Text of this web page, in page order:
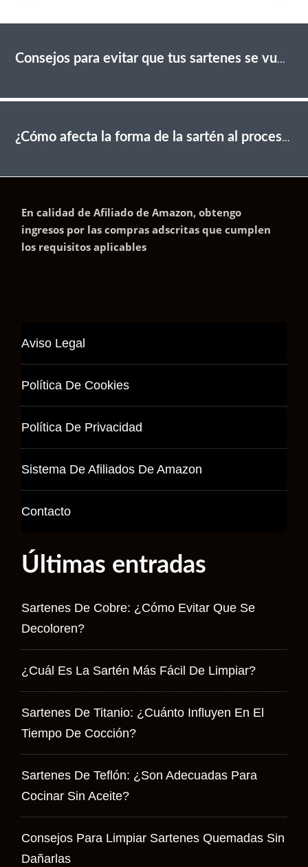
Consejos para evitar que tus sartenes se vuelvan pegajosas
¿Cómo afecta la forma de la sartén al proceso de cocción?
En calidad de Afiliado de Amazon, obtengo
ingresos por las compras adscritas que cumplen
los requisitos aplicables
Aviso Legal
Política De Cookies
Política De Privacidad
Sistema De Afiliados De Amazon
Contacto
Últimas entradas
Sartenes De Cobre: ¿cómo Evitar Que Se
Decoloren?
¿Cuál Es La Sartén Más Fácil De Limpiar?
Sartenes De Titanio: ¿cuánto Influyen En El
Tiempo De Cocción?
Sartenes De Teflón: ¿son Adecuadas Para
Cocinar Sin Aceite?
Consejos Para Limpiar Sartenes Quemadas Sin
Dañarlas